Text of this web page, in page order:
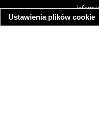
Ustawienia plików cookie
informacja o